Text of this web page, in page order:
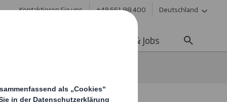
Kontaktieren Sie uns +49 661 88 400 Deutschland
Karriere & Jobs
und Trading Update